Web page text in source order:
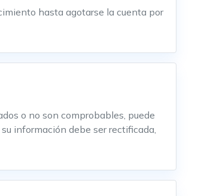
hasta agotarse la cuenta por
o no son comprobables, puede
información debe ser rectificada,